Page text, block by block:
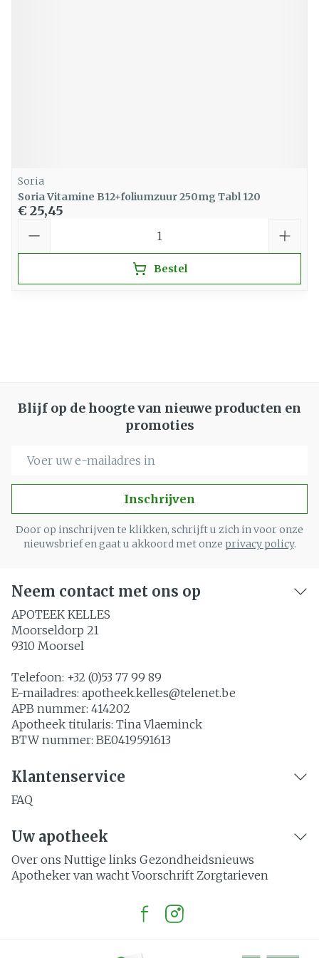
Soria
Soria Vitamine B12+foliumzuur 250mg Tabl 120
€ 25,45
Bestel
Blijf op de hoogte van nieuwe producten en
promoties
Inschrijven
Door op inschrijven te klikken, schrijft u zich in voor onze
nieuwsbrief en gaat u akkoord met onze privacy policy.
Neem contact met ons op
APOTEEK KELLES
Moorseldorp 21
9310 Moorsel
Telefoon: +32 (0)53 77 99 89
E-mailadres: apotheek.kelles@telenet.be
APB nummer: 414202
Apotheek titularis: Tina Vlaeminck
BTW nummer: BE0419591613
Klantenservice
FAQ
Uw apotheek
Over ons Nuttige links Gezondheidsnieuws
Apotheker van wacht Voorschrift Zorgtarieven